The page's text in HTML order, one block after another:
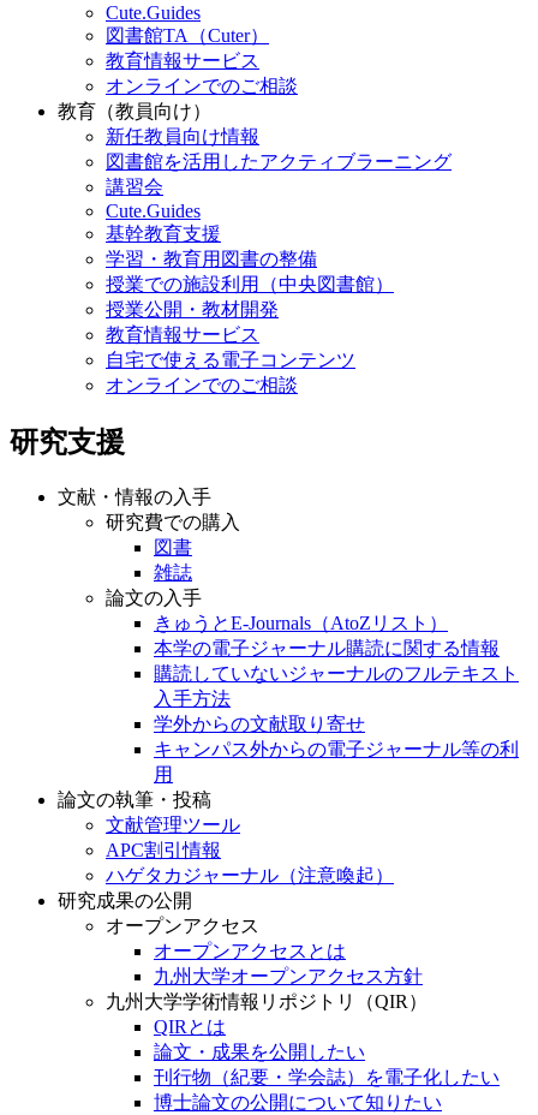
Cute.Guides
図書館TA（Cuter）
教育情報サービス
オンラインでのご相談
教育（教員向け）
新任教員向け情報
図書館を活用したアクティブラーニング
講習会
Cute.Guides
基幹教育支援
学習・教育用図書の整備
授業での施設利用（中央図書館）
授業公開・教材開発
教育情報サービス
自宅で使える電子コンテンツ
オンラインでのご相談
研究支援
文献・情報の入手
研究費での購入
図書
雑誌
論文の入手
きゅうとE-Journals（AtoZリスト）
本学の電子ジャーナル購読に関する情報
購読していないジャーナルのフルテキスト
入手方法
学外からの文献取り寄せ
キャンパス外からの電子ジャーナル等の利
用
論文の執筆・投稿
文献管理ツール
APC割引情報
ハゲタカジャーナル（注意喚起）
研究成果の公開
オープンアクセス
オープンアクセスとは
九州大学オープンアクセス方針
九州大学学術情報リポジトリ（QIR）
QIRとは
論文・成果を公開したい
刊行物（紀要・学会誌）を電子化したい
博士論文の公開について知りたい